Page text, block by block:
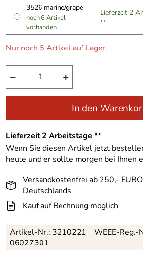
3526 marine/grape
noch 6 Artikel
vorhanden
Lieferzeit 2
**
Nur noch 5 Artikel auf Lager.
− +
In den
Lieferzeit 2 Arbeitstage **
Wenn Sie diesen Artikel jetzt
heute und er sollte morgen bei Ihnen
Versandkostenfrei ab 250,-
Deutschlands
Kauf auf Rechnung möglich
Artikel-Nr.: 3210221
06027301
WEEE-